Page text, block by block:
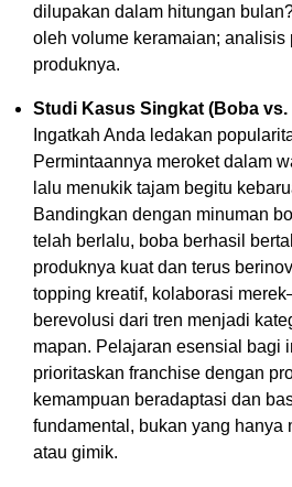
dilupakan dalam hitungan
oleh volume keramaian; analisis
produknya.
Studi Kasus Singkat (Boba vs.
Ingatkah Anda ledakan
Permintaannya meroket dalam
lalu menukik tajam begitu
Bandingkan dengan minuman
telah berlalu, boba berhasil
produknya kuat dan terus
topping kreatif, kolaborasi
berevolusi dari tren menjadi
mapan. Pelajaran esensial bagi
prioritaskan franchise dengan
kemampuan beradaptasi dan
fundamental, bukan yang hanya
atau gimik.